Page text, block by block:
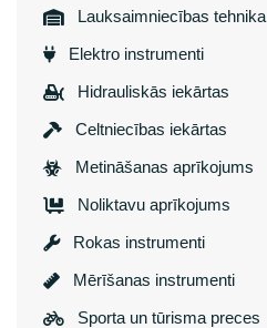
Lauksaimniecības tehnika
Elektro instrumenti
Hidrauliskās iekārtas
Celtniecības iekārtas
Metināšanas aprīkojums
Noliktavu aprīkojums
Rokas instrumenti
Mērīšanas instrumenti
Sporta un tūrisma preces